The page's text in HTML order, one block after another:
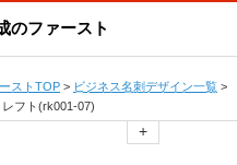
のファースト
ストTOP > ビジネス名刺デザイン一覧 >
フト(rk001-07)
+